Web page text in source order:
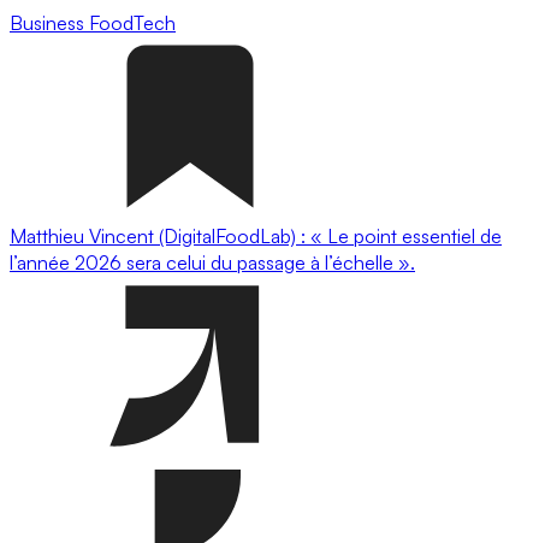
Business FoodTech
Matthieu Vincent (DigitalFoodLab) : « Le point essentiel de
l’année 2026 sera celui du passage à l’échelle ».